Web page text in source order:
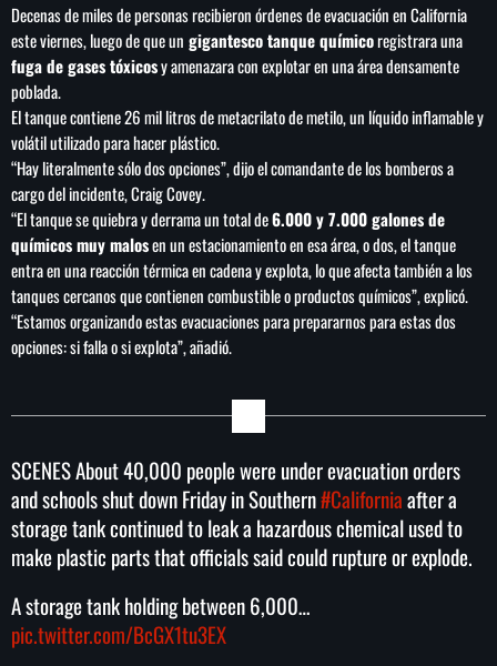
LOCUCIÓN (TALENTO AL AIRE)
COMUNÍCATE
PUBLICIDAD
HISTORIA
SEARCH
SEARCH
despojo de inmueble en la Del Valle
Liderazgo de la ONU: América Latina expone
planes de reforma
México vs Panamá Sub-20: dónde ver y a
Decenas de miles de personas recibieron órdenes de evacuación en California
este viernes, luego de que un gigantesco tanque químicoregistrara una
fuga de gases tóxicosy amenazara con explotar en una área densamente
poblada.
El tanque contiene 26 mil litros de metacrilato de metilo, un líquido inflamable y
volátil utilizado para hacer plástico.
“Hay literalmente sólo dos opciones”, dijo el comandante de los bomberos a
cargo del incidente, Craig Covey.
“El tanque se quiebra y derrama un total de6.000 y 7.000 galones de
químicos muy malosen un estacionamiento en esa área, o dos, el tanque
entra en una reacción térmica en cadena y explota, lo que afecta también a los
tanques cercanos que contienen combustible o productos químicos”, explicó.
“Estamos organizando estas evacuaciones para prepararnos para estas dos
opciones: si falla o si explota”, añadió.
SCENES About 40,000 people were under evacuation orders
and schools shut down Friday in Southern#Californiaafter a
storage tank continued to leak a hazardous chemical used to
make plastic parts that officials said could rupture or explode.
A storage tank holding between 6,000…
pic.twitter.com/BcGX1tu3EX